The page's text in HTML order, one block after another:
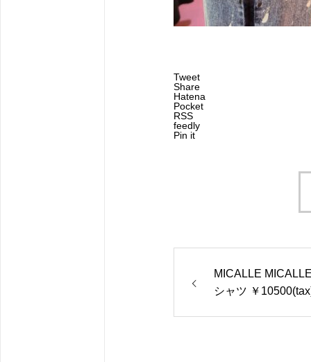
Tweet
Share
Hatena
Pocket
RSS
feedly
Pin it
MICALLE
シャツ ￥